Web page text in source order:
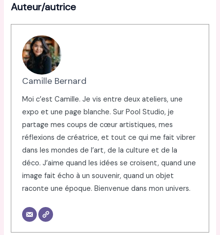
Auteur/autrice
Camille Bernard
Moi c’est Camille. Je vis entre deux ateliers, une
expo et une page blanche. Sur Pool Studio, je
partage mes coups de cœur artistiques, mes
réflexions de créatrice, et tout ce qui me fait vibrer
dans les mondes de l’art, de la culture et de la
déco. J’aime quand les idées se croisent, quand une
image fait écho à un souvenir, quand un objet
raconte une époque. Bienvenue dans mon univers.